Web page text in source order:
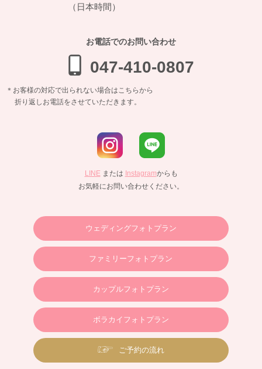
（日本時間）
お電話でのお問い合わせ
047-410-0807
＊お客様の対応で出られない場合はこちらから
折り返しお電話をさせていただきます。
LINE または Instagramからも
お気軽にお問い合わせください。
ウェディングフォトプラン
ファミリーフォトプラン
カップルフォトプラン
ボラカイフォトプラン
ご予約の流れ